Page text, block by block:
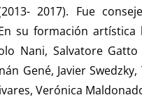
2017). Fue
su formación artística
Nani, Salvatore
Gené, Javier
Verónica